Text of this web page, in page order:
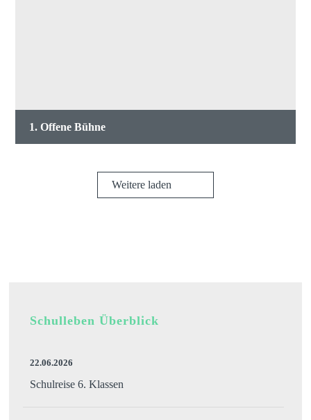
1. Offene Bühne
Weitere laden
Schulleben Überblick
22.06.2026
Schulreise 6. Klassen